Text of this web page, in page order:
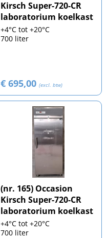
Kirsch Super-720-CR
laboratorium koelkast
+4°C tot +20°C
700 liter
€ 695,00 (excl. btw)
(nr. 165) Occasion
Kirsch Super-720-CR
laboratorium koelkast
+4°C tot +20°C
700 liter